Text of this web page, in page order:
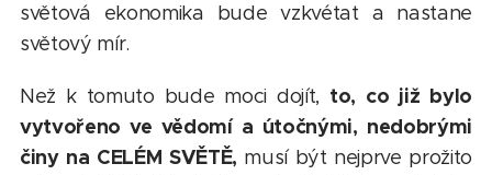
světová ekonomika bude vzkvétat a nastane
světový mír.
Než k tomuto bude moci dojít, to, co již bylo
vytvořeno ve vědomí a útočnými, nedobrými
činy na CELÉM SVĚTĚ, musí být nejprve prožito